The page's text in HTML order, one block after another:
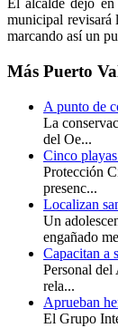
El alcalde dejó
municipal revisará
marcando así un
Más Puerto
A punto de
La
del Oe...
Cinco
Protección
presenc...
Localizan
Un
engañado
Capacitan a
Personal del
rela...
Aprueban
El Grupo